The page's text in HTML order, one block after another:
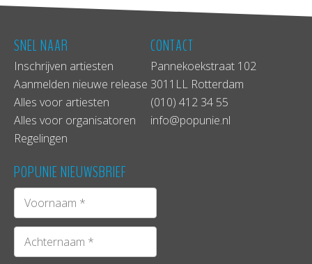
SNEL NAAR
Inschrijven artiesten
Aanmelden nieuwe release
Alles voor artiesten
Alles voor organisatoren
Regelingen
CONTACT
Pannekoekstraat 102
3011LL Rotterdam
(010) 412 34 55
info@popunie.nl
POPUNIE NIEUWSBRIEF